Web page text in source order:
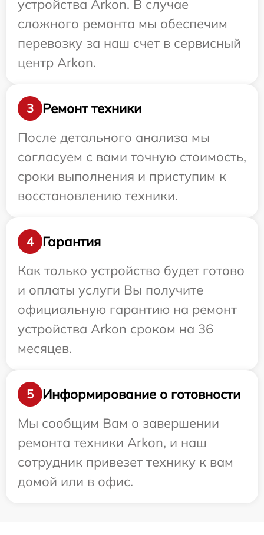
устройства Arkon. В случае
сложного ремонта мы обеспечим
перевозку за наш счет в сервисный
центр Arkon.
3
Ремонт техники
После детального анализа мы
согласуем с вами точную стоимость,
сроки выполнения и приступим к
восстановлению техники.
4
Гарантия
Как только устройство будет готово
и оплаты услуги Вы получите
официальную гарантию на ремонт
устройства Arkon сроком на 36
месяцев.
5
Информирование о готовности
Мы сообщим Вам о завершении
ремонта техники Arkon, и наш
сотрудник привезет технику к вам
домой или в офис.